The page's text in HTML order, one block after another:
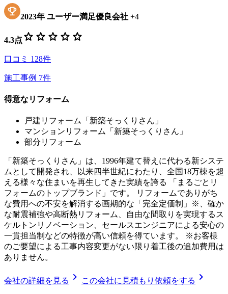
2023年 ユーザー満足優良会社 +4
4.3点 star star star star star
口コミ 128件
施工事例 7件
得意なリフォーム
戸建リフォーム「新築そっくりさん」
マンションリフォーム「新築そっくりさん」
部分リフォーム
「新築そっくりさん」は、1996年建て替えに代わる新システ
ムとして開発され、以来四半世紀にわたり、全国18万棟を超
える様々な住まいを再生してきた実績を誇る 「まるごとリ
フォームのトップブランド」です。 リフォームでありがち
な費用への不安を解消する画期的な「完全定価制」※、確か
な耐震補強や高断熱リフォーム、自由な間取りを実現するス
ケルトンリノベーション、セールスエンジニアによる安心の
一貫担当制などの特徴が高い信頼を得ています。 ※お客様
のご要望による工事内容変更がない限り着工後の追加費用は
ありません。
会社の詳細を見る chevron_right この会社に見積もり依頼をする chevron_right